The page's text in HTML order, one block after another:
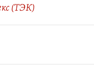
(ТЭК)